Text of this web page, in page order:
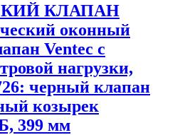
КЛАПАН
оконный
Ventec с
нагрузки,
черный клапан
козырек
399 мм